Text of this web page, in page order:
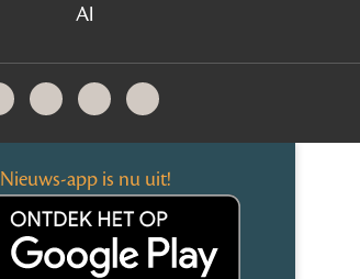
AI
app is nu uit!